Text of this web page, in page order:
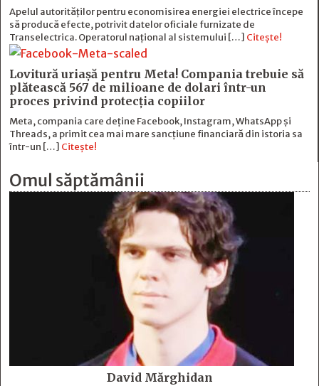
Apelul autorităților pentru economisirea energiei electrice începe
să producă efecte, potrivit datelor oficiale furnizate de
Transelectrica. Operatorul național al sistemului […] Citește!
Lovitură uriașă pentru Meta! Compania trebuie să
plătească 567 de milioane de dolari într-un
proces privind protecția copiilor
Meta, compania care deține Facebook, Instagram, WhatsApp și
Threads, a primit cea mai mare sancțiune financiară din istoria sa
într-un […] Citește!
Omul săptămânii
David Mărghidan